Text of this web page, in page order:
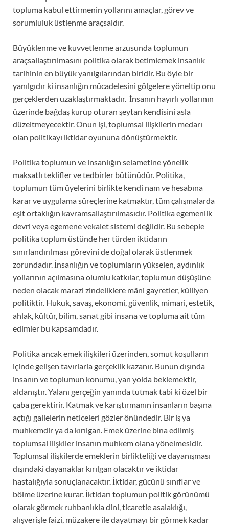
topluma kabul ettirmenin yollarını amaçlar, görev ve
sorumluluk üstlenme araçsaldır.
Büyüklenme ve kuvvetlenme arzusunda toplumun
araçsallaştırılmasını politika olarak betimlemek insanlık
tarihinin en büyük yanılgılarından biridir. Bu öyle bir
yanılgıdır ki insanlığın mücadelesini gölgelere yöneltip onu
gerçeklerden uzaklaştırmaktadır. İnsanın hayırlı yollarının
üzerinde bağdaş kurup oturan şeytan kendisini asla
düzeltmeyecektir. Onun işi, toplumsal ilişkilerin medarı
olan politikayı iktidar oyununa dönüştürmektir.
Politika toplumun ve insanlığın selametine yönelik
maksatlı teklifler ve tedbirler bütünüdür. Politika,
toplumun tüm üyelerini birlikte kendi nam ve hesabına
karar ve uygulama süreçlerine katmaktır, tüm çalışmalarda
eşit ortaklığın kavramsallaştırılmasıdır. Politika egemenlik
devri veya egemene vekalet sistemi değildir. Bu sebeple
politika toplum üstünde her türden iktidarın
sınırlandırılması görevini de doğal olarak üstlenmek
zorundadır. İnsanlığın ve toplumların yükselen, aydınlık
yollarının açılmasına olumlu katkılar, toplumun düşüşüne
neden olacak marazi zindeliklere mâni gayretler, külliyen
politiktir. Hukuk, savaş, ekonomi, güvenlik, mimari, estetik,
ahlak, kültür, bilim, sanat gibi insana ve topluma ait tüm
edimler bu kapsamdadır.
Politika ancak emek ilişkileri üzerinden, somut koşulların
içinde gelişen tavırlarla gerçeklik kazanır. Bunun dışında
insanın ve toplumun konumu, yan yolda beklemektir,
aldanıştır. Yalanı gerçeğin yanında tutmak tabi ki özel bir
çaba gerektirir. Katmak ve karıştırmanın insanların başına
açtığı gailelerin neticeleri gözler önündedir. Bir iş ya
muhkemdir ya da kırılgan. Emek üzerine bina edilmiş
toplumsal ilişkiler insanın muhkem olana yönelmesidir.
Toplumsal ilişkilerde emeklerin birlikteliği ve dayanışması
dışındaki dayanaklar kırılgan olacaktır ve iktidar
hastalığıyla sonuçlanacaktır. İktidar, gücünü sınıflar ve
bölme üzerine kurar. İktidarı toplumun politik görünümü
olarak görmek ruhbanlıkla dini, ticaretle asalaklığı,
alışverişle faizi, müzakere ile dayatmayı bir görmek kadar